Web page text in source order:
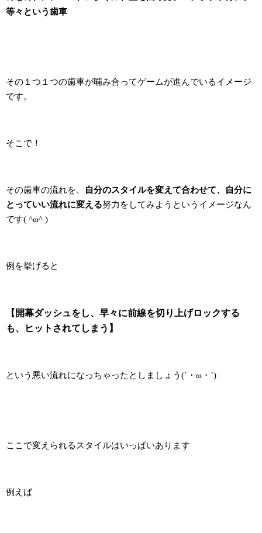
等々という歯車
その１つ１つの歯車が噛み合ってゲームが進んでいるイメージ
です。
そこで！
その歯車の流れを、
自分のスタイルを変えて合わせて、自分に
とっていい流れに変える努力をしてみようというイメージなん
です( ^ω^ )
例を挙げると
【開幕ダッシュをし、早々に前線を切り上げロックする
も、ヒットされてしまう】
という悪い流れになっちゃったとしましょう(´・ω・`)
ここで変えられるスタイルはいっぱいあります
例えば